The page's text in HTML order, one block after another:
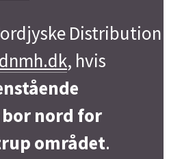
Distribution
, hvis
nord for
området.